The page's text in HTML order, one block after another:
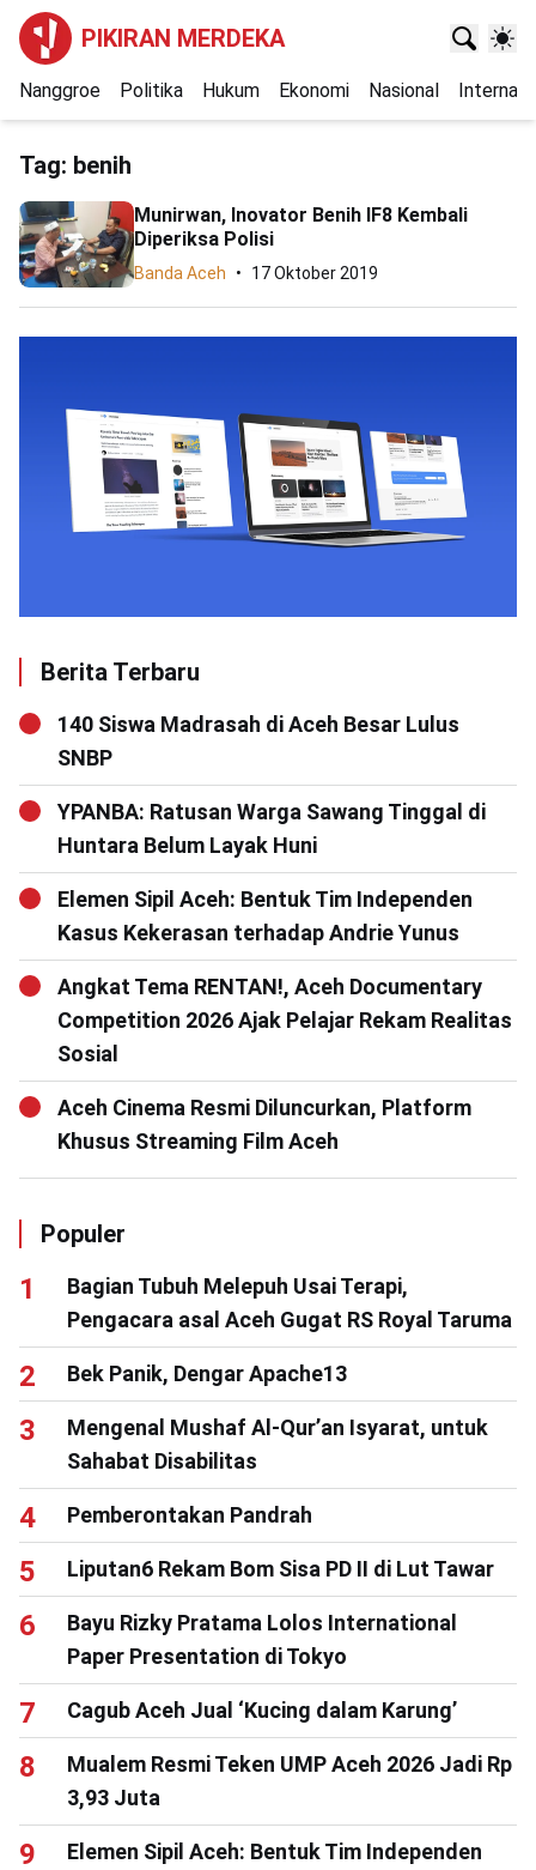
PIKIRAN MERDEKA
Nanggroe Politika Hukum Ekonomi Nasional
Tag: benih
Munirwan, Inovator Benih IF8 Kembali
Diperiksa Polisi
Banda Aceh 17 Oktober 2019
Berita Terbaru
140 Siswa Madrasah di Aceh Besar Lulus
SNBP
YPANBA: Ratusan Warga Sawang Tinggal di
Huntara Belum Layak Huni
Elemen Sipil Aceh: Bentuk Tim Independen
Kasus Kekerasan terhadap Andrie Yunus
Angkat Tema RENTAN!, Aceh Documentary
Competition 2026 Ajak Pelajar Rekam Realitas
Sosial
Aceh Cinema Resmi Diluncurkan, Platform
Khusus Streaming Film Aceh
Populer
Bagian Tubuh Melepuh Usai Terapi,
Pengacara asal Aceh Gugat RS Royal Taruma
Bek Panik, Dengar Apache13
Mengenal Mushaf Al-Qur’an Isyarat, untuk
Sahabat Disabilitas
Pemberontakan Pandrah
Liputan6 Rekam Bom Sisa PD II di Lut Tawar
Bayu Rizky Pratama Lolos International
Paper Presentation di Tokyo
Cagub Aceh Jual ‘Kucing dalam Karung’
Mualem Resmi Teken UMP Aceh 2026 Jadi Rp
3,93 Juta
Elemen Sipil Aceh: Bentuk Tim Independen